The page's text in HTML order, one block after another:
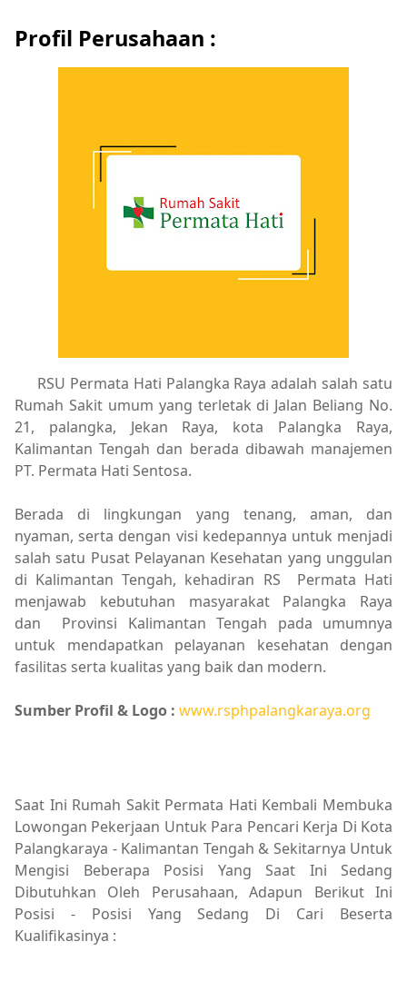
Profil Perusahaan :
RSU Permata Hati Palangka Raya adalah salah satu
Rumah Sakit umum yang terletak di Jalan Beliang No.
21, palangka, Jekan Raya, kota Palangka Raya,
Kalimantan Tengah dan berada dibawah manajemen
PT. Permata Hati Sentosa.
Berada di lingkungan yang tenang, aman, dan
nyaman, serta dengan visi kedepannya untuk menjadi
salah satu Pusat Pelayanan Kesehatan yang unggulan
di Kalimantan Tengah, kehadiran RS Permata Hati
menjawab kebutuhan masyarakat Palangka Raya
dan Provinsi Kalimantan Tengah pada umumnya
untuk mendapatkan pelayanan kesehatan dengan
fasilitas serta kualitas yang baik dan modern.
Sumber Profil & Logo : www.rsphpalangkaraya.org
Saat Ini Rumah Sakit Permata Hati Kembali Membuka
Lowongan Pekerjaan Untuk Para Pencari Kerja Di Kota
Palangkaraya - Kalimantan Tengah & Sekitarnya Untuk
Mengisi Beberapa Posisi Yang Saat Ini Sedang
Dibutuhkan Oleh Perusahaan, Adapun Berikut Ini
Posisi - Posisi Yang Sedang Di Cari Beserta
Kualifikasinya :